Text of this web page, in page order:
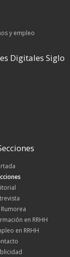
y empleo
Digitales Siglo
Rumorea
en RRHH
en RRHH